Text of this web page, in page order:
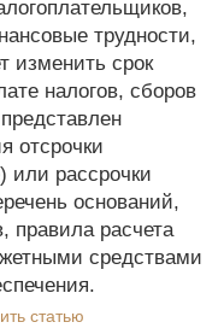
трудности,
изменить срок
налогов, сборов
отсрочки
или рассрочки
оснований,
правила расчета
средствами
статью